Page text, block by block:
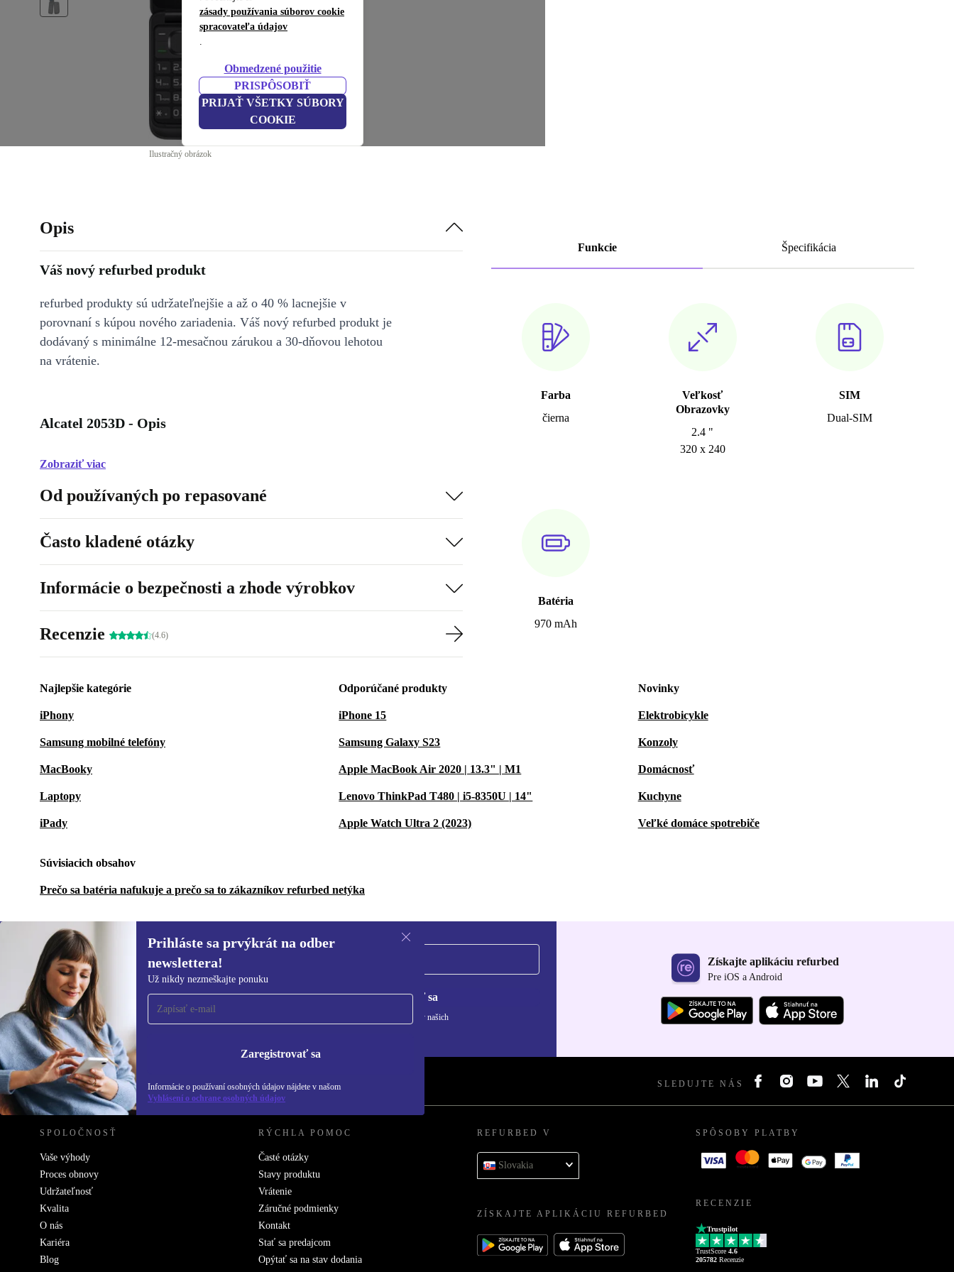
zásady používania súborov cookie
spracovateľa údajov
.
Obmedzené použitie
PRISPÔSOBIŤ
PRIJAŤ VŠETKY SÚBORY
COOKIE
Ilustračný obrázok
Funkcie Špecifikácia
Farba
čierna
Veľkosť
Obrazovky
2.4 "
320 x 240
SIM
Dual-SIM
Batéria
970 mAh
Opis
Váš nový refurbed produkt
refurbed produkty sú udržateľnejšie a až o 40 % lacnejšie v
porovnaní s kúpou nového zariadenia. Váš nový refurbed produkt je
dodávaný s minimálne 12-mesačnou zárukou a 30-dňovou lehotou
na vrátenie.
Alcatel 2053D - Opis
Zobraziť viac
Od používaných po repasované
Často kladené otázky
Informácie o bezpečnosti a zhode výrobkov
Recenzie (4.6)
Najlepšie kategórie
iPhony
Samsung mobilné telefóny
MacBooky
Laptopy
iPady
Odporúčané produkty
iPhone 15
Samsung Galaxy S23
Apple MacBook Air 2020 | 13.3" | M1
Lenovo ThinkPad T480 | i5-8350U | 14"
Apple Watch Ultra 2 (2023)
Novinky
Elektrobicykle
Konzoly
Domácnosť
Kuchyne
Veľké domáce spotrebiče
Súvisiacich obsahov
Prečo sa batéria nafukuje a prečo sa to zákazníkov refurbed netýka
Prihláste sa prvýkrát na odber
newslettera!
Už nikdy nezmeškajte ponuku
Zaregistrovať sa
Informácie o používaní osobných údajov nájdete v našom
Vyhlásení o ochrane osobných údajov
Prihláste sa prvýkrát na
newsletter!
Už nikdy nezmeškajte ponuku.
Zaregistrovať sa
Informácie o používaní osobných údajov nájdete v našich
Získajte aplikáciu refurbed
Pre iOS a Android
REFURBED SLOVENSKO – RETHINK NEW. SLEDUJTE NÁS
SPOLOČNOSŤ
Vaše výhody
Proces obnovy
Udržateľnosť
Kvalita
O nás
Kariéra
Blog
RÝCHLA POMOC
Časté otázky
Stavy produktu
Vrátenie
Záručné podmienky
Kontakt
Stať sa predajcom
Opýtať sa na stav dodania
REFURBED V
Slovakia
ZÍSKAJTE APLIKÁCIU REFURBED
SPÔSOBY PLATBY
RECENZIE
Trustpilot
TrustScore 4.6
205782 Recenzie